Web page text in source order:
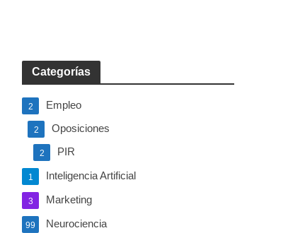
Categorías
Empleo
2
Oposiciones
2
PIR
2
Inteligencia Artificial
1
Marketing
3
Neurociencia
99